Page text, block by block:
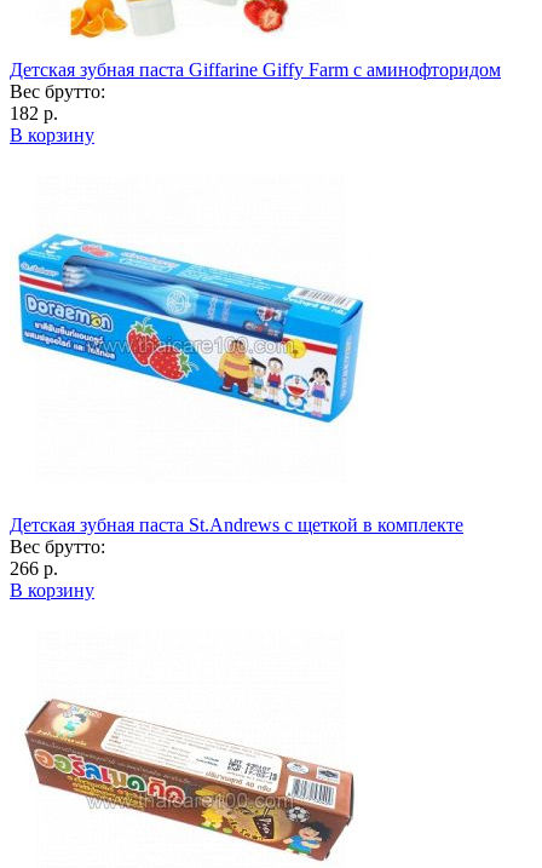
Детская зубная паста Giffarine Giffy Farm с аминофторидом
Вес брутто:
182 р.
В корзину
Детская зубная паста St.Andrews с щеткой в комплекте
Вес брутто:
266 р.
В корзину